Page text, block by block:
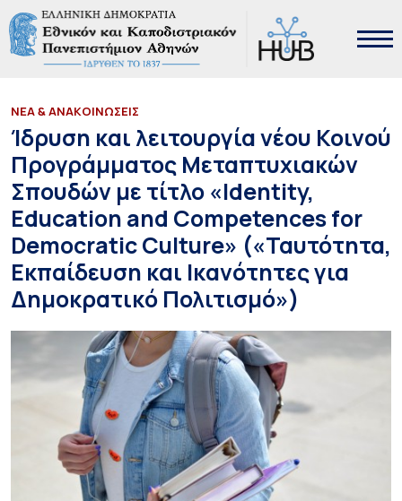
ΝΕΑ & ΑΝΑΚΟΙΝΩΣΕΙΣ
Ίδρυση και λειτουργία νέου Κοινού
Προγράμματος Μεταπτυχιακών
Σπουδών με τίτλο «Identity,
Education and Competences for
Democratic Culture» («Ταυτότητα,
Εκπαίδευση και Ικανότητες για
Δημοκρατικό Πολιτισμό»)